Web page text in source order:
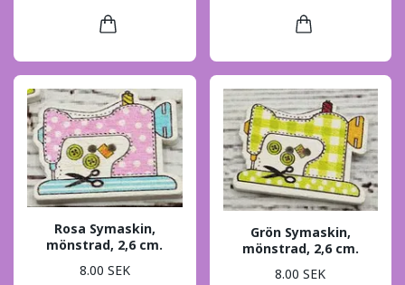
Rosa Symaskin,
mönstrad, 2,6 cm.
8.00 SEK
Grön Symaskin,
mönstrad, 2,6 cm.
8.00 SEK